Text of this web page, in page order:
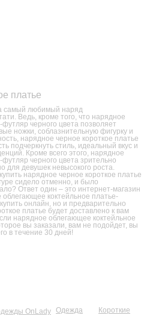
платье
самый любимый наряд
Ведь, кроме того, что нарядное
черного цвета позволяет
ножки, соблазнительную фигурку и
нарядное черное короткое платье
подчеркнуть стиль, идеальный вкус и
Кроме всего этого, нарядное
черного цвета зрительно
для девушек невысокого роста.
нарядное черное короткое платье
сидело отменно, и было
Ответ один – это интернет-магазин
коктейльное платье-
онлайн, но и предварительно
платье будет доставлено к вам
нарядное облегающее коктейльное
вы заказали, вам не подойдет, вы
в течение 30 дней!
Одежда
Короткие